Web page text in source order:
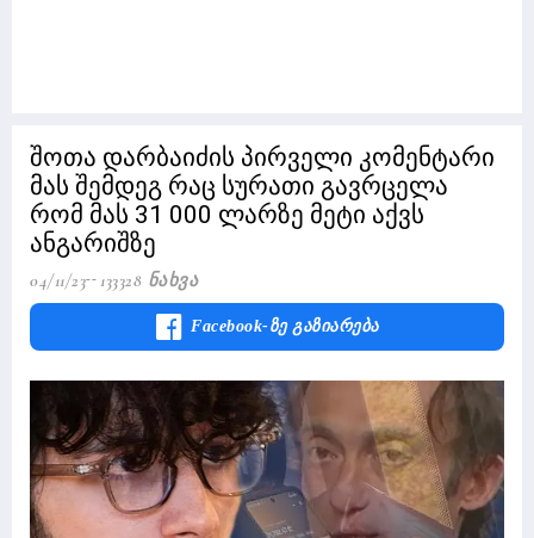
შოთა დარბაიძის პირველი კომენტარი
მას შემდეგ რაც სურათი გავრცელა
რომ მას 31 000 ლარზე მეტი აქვს
ანგარიშზე
04/11/23 133328 Ნახვა
Facebook-Ზე Გაზიარება